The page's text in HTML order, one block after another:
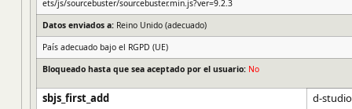
ets/js/sourcebuster/sourcebuster.min.js?ver=9.2.3
Datos enviados a: Reino Unido (adecuado)
País adecuado bajo el RGPD (UE)
Bloqueado hasta que sea aceptado por el usuario: No
sbjs_first_add d-